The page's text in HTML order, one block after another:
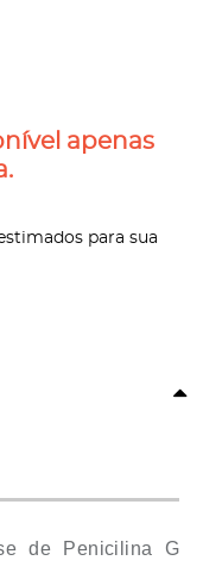
apenas
para sua
de Penicilina G